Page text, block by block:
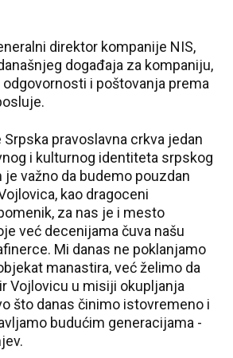
direktor kompanije NIS,
događaja za kompaniju,
i poštovanja prema
pravoslavna crkva jedan
i kulturnog identiteta srpskog
je važno da budemo pouzdan
kao dragoceni
za nas je i mesto
već decenijama čuva našu
Mi danas ne poklanjamo
manastira, već želimo da
Vojlovicu u misiji okupljanja
što danas činimo istovremeno i
budućim generacijama -